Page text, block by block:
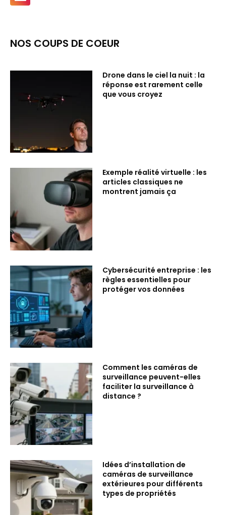
NOS COUPS DE COEUR
Drone dans le ciel la nuit : la
réponse est rarement celle
que vous croyez
Exemple réalité virtuelle : les
articles classiques ne
montrent jamais ça
Cybersécurité entreprise : les
règles essentielles pour
protéger vos données
Comment les caméras de
surveillance peuvent-elles
faciliter la surveillance à
distance ?
Idées d’installation de
caméras de surveillance
extérieures pour différents
types de propriétés